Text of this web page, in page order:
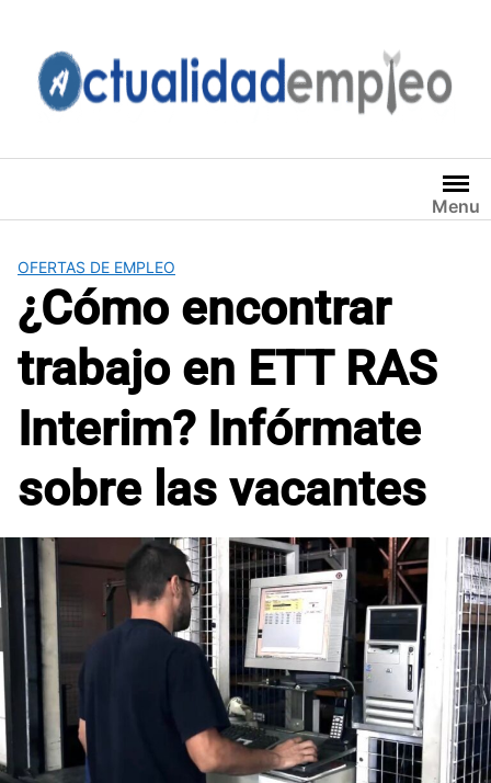
contenido
Menu
OFERTAS DE EMPLEO
¿Cómo encontrar
trabajo en ETT RAS
Interim? Infórmate
sobre las vacantes